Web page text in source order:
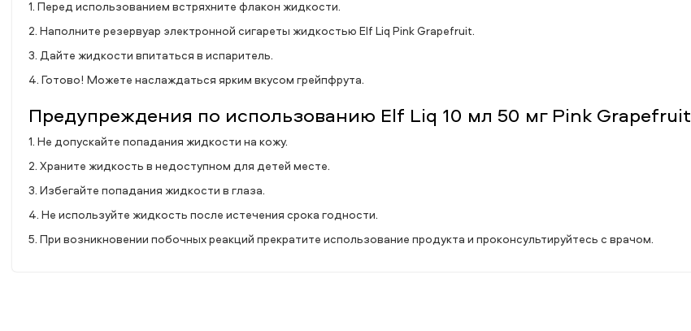
1. Перед использованием встряхните флакон жидкости.
2. Наполните резервуар электронной сигареты жидкостью Elf Liq Pink Grapefruit.
3. Дайте жидкости впитаться в испаритель.
4. Готово! Можете наслаждаться ярким вкусом грейпфрута.
Предупреждения по использованию Elf Liq 10 мл 50 мг Pink Grapefruit
1. Не допускайте попадания жидкости на кожу.
2. Храните жидкость в недоступном для детей месте.
3. Избегайте попадания жидкости в глаза.
4. Не используйте жидкость после истечения срока годности.
5. При возникновении побочных реакций прекратите использование продукта и проконсультируйтесь с врачом.